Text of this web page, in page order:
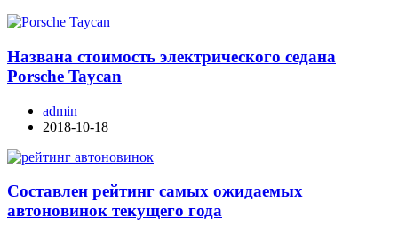
Названа стоимость электрического седана
Porsche Taycan
admin
2018-10-18
Составлен рейтинг самых ожидаемых
автоновинок текущего года